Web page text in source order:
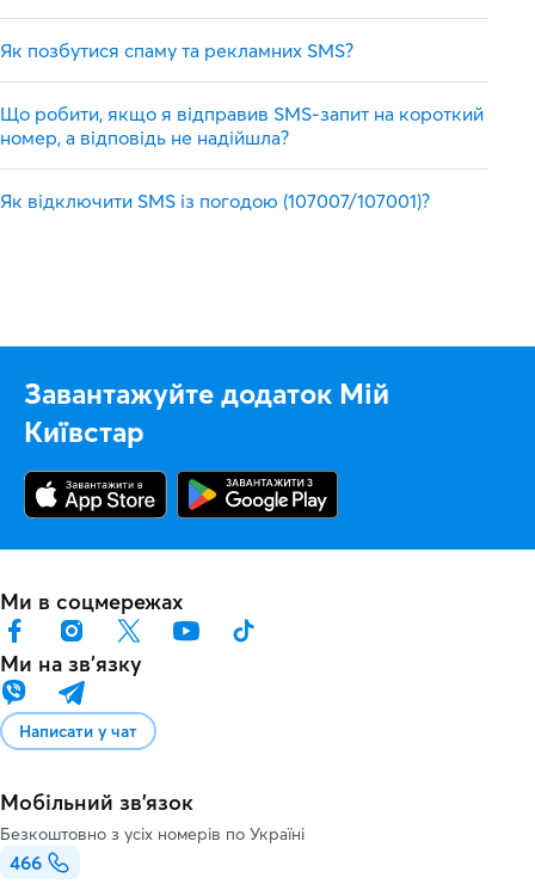
Як позбутися спаму та рекламних SMS?
Що робити, якщо я відправив SMS-запит на короткий
номер, а відповідь не надійшла?
Як відключити SMS із погодою (107007/107001)?
Завантажуйте додаток Мій
Київстар
Ми в соцмережах
Ми на звʼязку
Написати у чат
Мобільний зв'язок
Безкоштовно з усіх номерів по Україні
466